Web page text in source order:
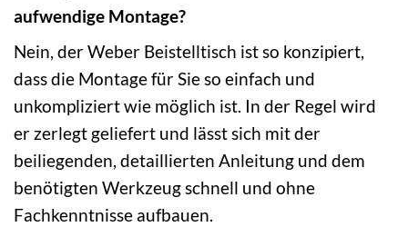
aufwendige Montage?
Nein, der Weber Beistelltisch ist so konzipiert,
dass die Montage für Sie so einfach und
unkompliziert wie möglich ist. In der Regel wird
er zerlegt geliefert und lässt sich mit der
beiliegenden, detaillierten Anleitung und dem
benötigten Werkzeug schnell und ohne
Fachkenntnisse aufbauen.